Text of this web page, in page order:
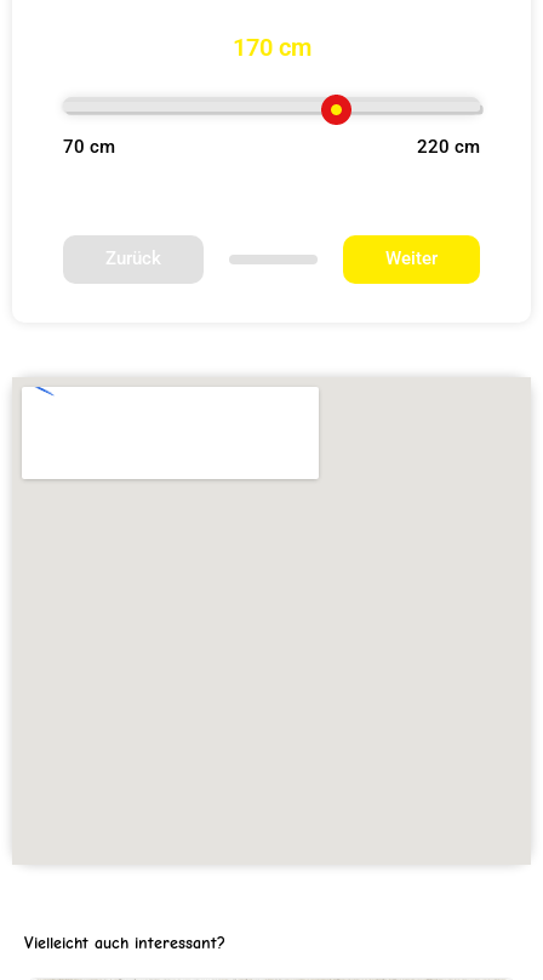
170 cm
70 cm 220 cm
Zurück Weiter
Vielleicht auch interessant?